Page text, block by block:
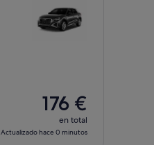
176 €
en total
Actualizado hace 0 minutos